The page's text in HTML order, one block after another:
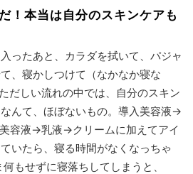
！本当は自分のスキンケアも
ったあと、カラダを拭いて、パジャ
、寝かしつけて（なかなか寝な
だしい流れの中では、自分のスキン
んて、ほぼないもの。導入美容液→
容液→乳液→クリームに加えてアイ
いたら、寝る時間がなくなっちゃ
もせずに寝落ちしてしまうと、